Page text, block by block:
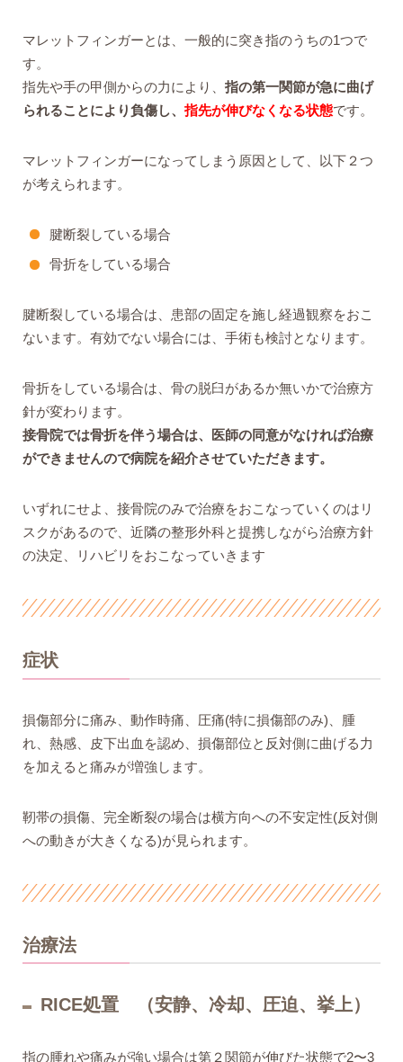
マレットフィンガーとは、一般的に突き指のうちの1つで
す。
指先や手の甲側からの力により、 指の第一関節が急に曲げ
られることにより負傷し、 指先が伸びなくなる状態です。
マレットフィンガーになってしまう原因として、以下２つ
が考えられます。
腱断裂している場合
骨折をしている場合
腱断裂している場合は、患部の固定を施し経過観察をおこ
ないます。有効でない場合には、手術も検討となります。
骨折をしている場合は、骨の脱臼があるか無いかで治療方
針が変わります。
接骨院では骨折を伴う場合は、医師の同意がなければ治療
ができませんので病院を紹介させていただきます。
いずれにせよ、接骨院のみで治療をおこなっていくのはリ
スクがあるので、近隣の整形外科と提携しながら治療方針
の決定、リハビリをおこなっていきます
症状
損傷部分に痛み、動作時痛、圧痛(特に損傷部のみ)、腫
れ、熱感、皮下出血を認め、損傷部位と反対側に曲げる力
を加えると痛みが増強します。
靭帯の損傷、完全断裂の場合は横方向への不安定性(反対側
への動きが大きくなる)が見られます。
治療法
RICE処置 （安静、冷却、圧迫、挙上）
指の腫れや痛みが強い場合は第２関節が伸びた状態で2〜3